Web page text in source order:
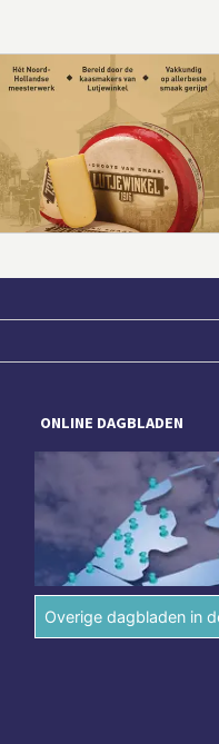
ONLINE DAGBLADEN
Overige dagbladen in